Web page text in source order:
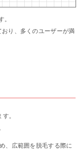
。
り、多くのユーザーが満
。
、広範囲を脱毛する際に